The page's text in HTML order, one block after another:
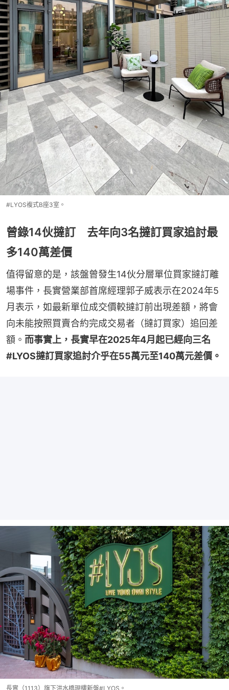
#LYOS複式B座3室。
曾錄14伙撻訂 去年向3名撻訂買家追討最
多140萬差價
值得留意的是，該盤曾發生14伙分層單位買家撻訂離
場事件，長實營業部首席經理郭子威表示在2024年5
月表示，如最新單位成交價較撻訂前出現差額，將會
向未能按照買賣合約完成交易者（撻訂買家）追回差
額。 而事實上，長實早在2025年4月起已經向三名
#LYOS撻訂買家追討介乎在55萬元至140萬元差價。
長實（1113）旗下洪水橋現樓新盤#LYOS。